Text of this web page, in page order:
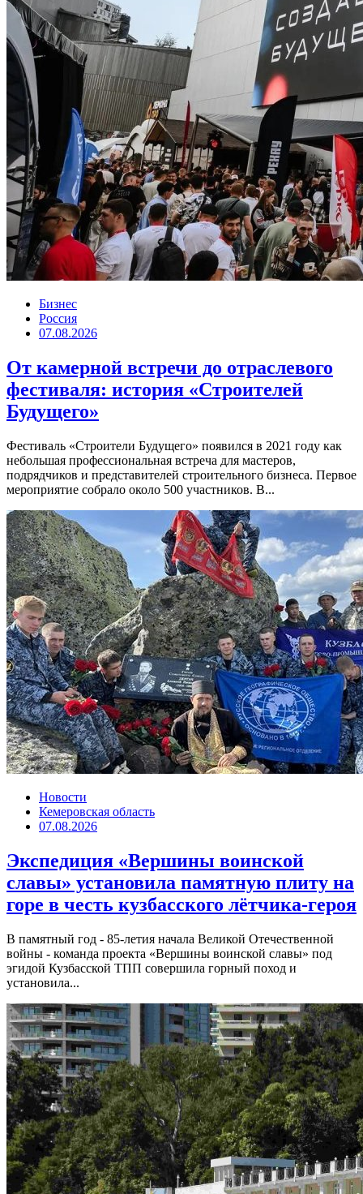
Бизнес
Россия
07.08.2026
От камерной встречи до отраслевого
фестиваля: история «Строителей
Будущего»
Фестиваль «Строители Будущего» появился в 2021 году как
небольшая профессиональная встреча для мастеров,
подрядчиков и представителей строительного бизнеса. Первое
мероприятие собрало около 500 участников. В...
Новости
Кемеровская область
07.08.2026
Экспедиция «Вершины воинской
славы» установила памятную плиту на
горе в честь кузбасского лётчика-героя
В памятный год - 85-летия начала Великой Отечественной
войны - команда проекта «Вершины воинской славы» под
эгидой Кузбасской ТПП совершила горный поход и
установила...